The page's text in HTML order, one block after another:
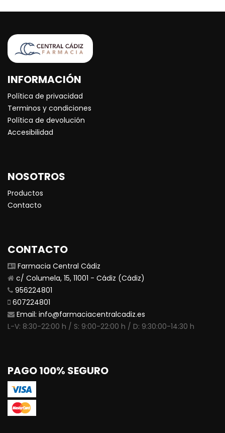
INFORMACIÓN
Política de privacidad
Terminos y condiciones
Política de devolución
Accesibilidad
NOSOTROS
Productos
Contacto
CONTACTO
Farmacia Central Cádiz
c/ Columela, 15, 11001 - Cádiz (Cádiz)
956224801
607224801
Email: info@farmaciacentralcadiz.es
L-V: 8:30-22:00 h / S: 9:00-22:00 h / D: 9:30:00-14:30 h
PAGO 100% SEGURO